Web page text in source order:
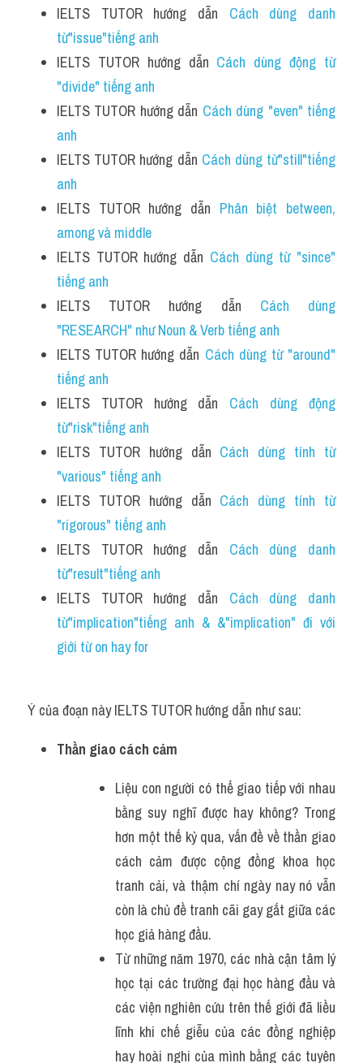
IELTS TUTOR hướng dẫn Cách dùng danh
từ"issue"tiếng anh
IELTS TUTOR hướng dẫn Cách dùng động từ
"divide" tiếng anh
IELTS TUTOR hướng dẫn Cách dùng "even" tiếng
anh
IELTS TUTOR hướng dẫn Cách dùng từ"still"tiếng
anh
IELTS TUTOR hướng dẫn Phân biệt between,
among và middle
IELTS TUTOR hướng dẫn Cách dùng từ "since"
tiếng anh
IELTS TUTOR hướng dẫn Cách dùng
"RESEARCH" như Noun & Verb tiếng anh
IELTS TUTOR hướng dẫn Cách dùng từ "around"
tiếng anh
IELTS TUTOR hướng dẫn Cách dùng động
từ"risk"tiếng anh
IELTS TUTOR hướng dẫn Cách dùng tính từ
"various" tiếng anh
IELTS TUTOR hướng dẫn Cách dùng tính từ
"rigorous" tiếng anh
IELTS TUTOR hướng dẫn Cách dùng danh
từ"result"tiếng anh
IELTS TUTOR hướng dẫn Cách dùng danh
từ"implication"tiếng anh & &"implication" đi với
giới từ on hay for
Ý của đoạn này IELTS TUTOR hướng dẫn như sau:
Thần giao cách cảm
Liệu con người có thể giao tiếp với nhau
bằng suy nghĩ được hay không? Trong
hơn một thế kỷ qua, vấn đề về thần giao
cách cảm được cộng đồng khoa học
tranh cải, và thậm chí ngày nay nó vẫn
còn là chủ đề tranh cãi gay gắt giữa các
học giả hàng đầu.
Từ những năm 1970, các nhà cận tâm lý
học tại các trường đại học hàng đầu và
các viện nghiên cứu trên thế giới đã liều
lĩnh khi chế giễu của các đồng nghiệp
hay hoài nghi của mình bằng các tuyên